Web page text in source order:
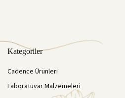
Kategoriler
Cadence Ürünleri
Laboratuvar Malzemeleri